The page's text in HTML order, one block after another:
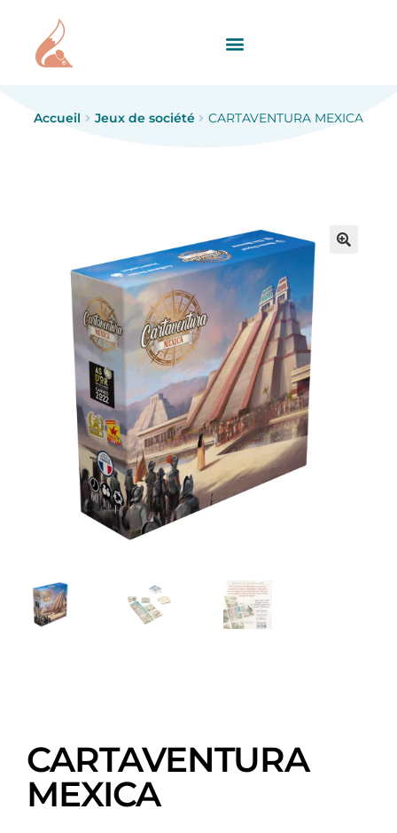
Accueil Jeux de société CARTAVENTURA MEXICA
CARTAVENTURA
MEXICA